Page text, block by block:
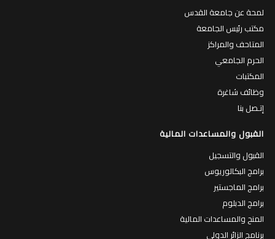
لمحة عن جامعة القدس
مكتب رئيس الجامعة
المتاحف والمراكز
الحرم الجامعي
المكتبات
وظائف شاغرة
إتـصل بنا
القبول والمساعدات المالية
القبول والتسجيل
برامج البكالوريوس
برامج الماجستير
برامج الدبلوم
المنح والمساعدات المالية
برنامج الزائر الدولي